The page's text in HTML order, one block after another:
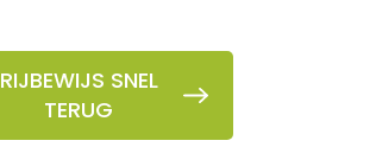
RIJBEWIJS SNEL
TERUG